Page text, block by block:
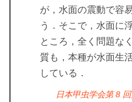
が，水面の震動で容
う．そこで，水面に
ところ，全く問題な
質も，本種が水面生
している．
日本甲虫学会第 8